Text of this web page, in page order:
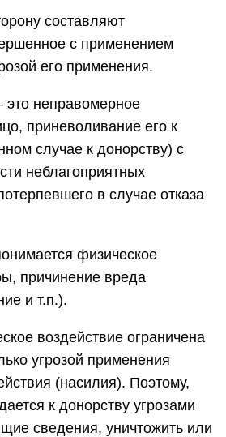
составляют
с применением
его применения.
неправомерное
приневоливание его к
случае к донорству) с
неблагоприятных
в случае отказа
физическое
причинение вреда
и т.п.).
воздействие ограничена
угрозой применения
(насилия). Поэтому,
к донорству угрозами
сведения, уничтожить или